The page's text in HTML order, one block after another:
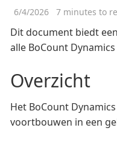
6/4/2026 7 minutes to
Dit document biedt
alle BoCount
Overzicht
Het BoCount
voortbouwen in een